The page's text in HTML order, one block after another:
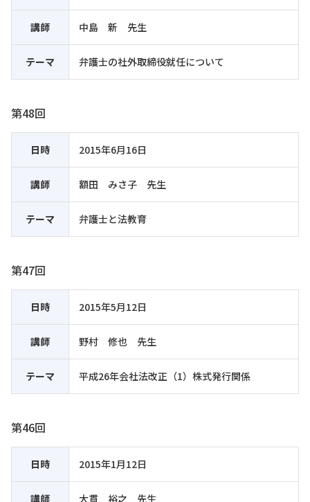
講師 中島 新 先生
テーマ 弁護士の社外取締役就任について
第48回
日時 2015年6月16日
講師 額田 みさ子 先生
テーマ 弁護士と法教育
第47回
日時 2015年5月12日
講師 野村 修也 先生
テーマ 平成26年会社法改正（1）株式発行関係
第46回
日時 2015年1月12日
講師 大貫 裕之 先生